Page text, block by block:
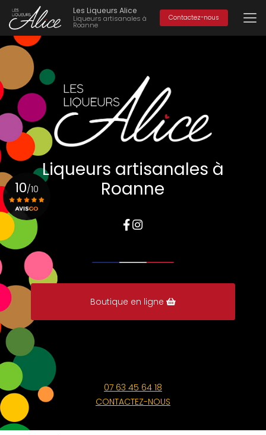
Aller
contenu
principal
Les Liqueurs Alice
Liqueurs artisanales à
Roanne
Contactez-nous
Liqueurs artisanales à
Roanne
Boutique en ligne
07 63 45 64 18
CONTACTEZ-NOUS
10/10
Voir le certificat